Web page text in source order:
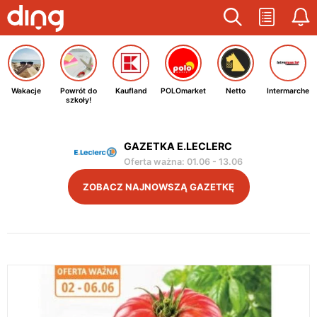
Wakacje
Powrót do
szkoły!
Kaufland POLOmarket Netto Intermarche
GAZETKA E.LECLERC
Oferta ważna: 01.06 - 13.06
ZOBACZ NAJNOWSZĄ GAZETKĘ